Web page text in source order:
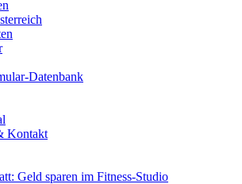
Datenbank
Kontakt
Geld sparen im Fitness-Studio